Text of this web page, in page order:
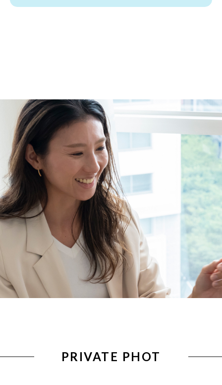
た。色んな経験をすることで、色んな人と出会うことも
PRIVATE PHOT